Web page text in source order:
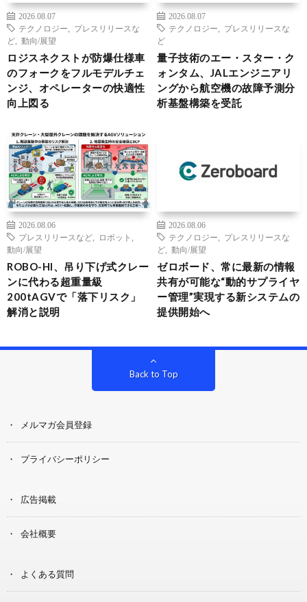
2026.08.07
テクノロジー
プレスリリースな
ど
動向/展望
ロジスネクストが防爆仕様車
のフォークをフルモデルチェ
ンジ、オペレーターの快適性
向上図る
2026.08.07
テクノロジー
プレスリリースな
ど
量子技術のエー・スター・ク
ォンタム、JALエンジニアリ
ングから航空機の故障予測分
析基盤構築を受託
2026.08.06
プレスリリースなど
ロボット
動向/展望
ROBO-HI、吊り下げ式クレー
ンに代わる超重量級
200tAGVで「落下リスク」
解消と説明
2026.08.06
テクノロジー
プレスリリースな
ど
動向/展望
ゼロボード、常に最新の情報
共有が可能な“動的サプライヤ
ー管理”実現する新システムの
提供開始へ
Back to Top
メルマガ会員登録
プライバシーポリシー
広告掲載
会社概要
よくある質問